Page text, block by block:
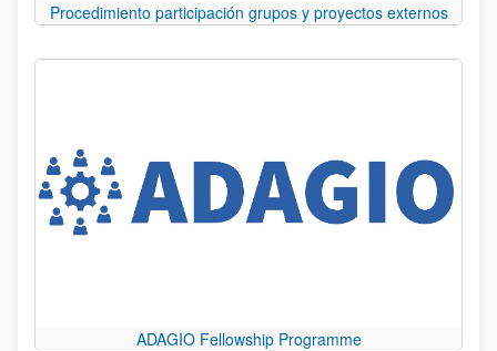
Procedimiento participación grupos y proyectos externos
ADAGIO Fellowship Programme